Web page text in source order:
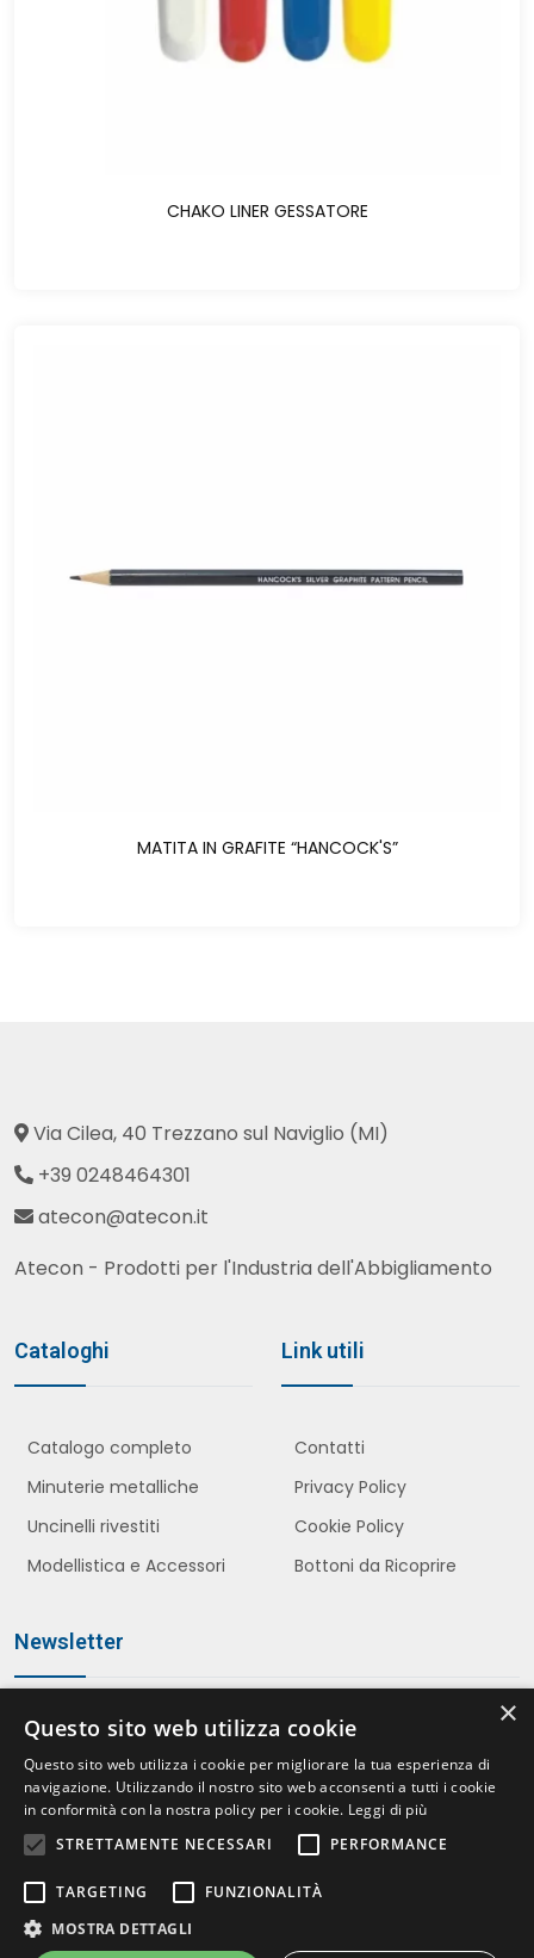
CHAKO LINER GESSATORE
MATITA IN GRAFITE “HANCOCK'S”
Via Cilea, 40 Trezzano sul Naviglio (MI)
+39 0248464301
atecon@atecon.it
Atecon - Prodotti per l'Industria dell'Abbigliamento
Cataloghi
Catalogo completo
Minuterie metalliche
Uncinelli rivestiti
Modellistica e Accessori
Link utili
Contatti
Privacy Policy
Cookie Policy
Bottoni da Ricoprire
Newsletter
Accetto le politiche dellaPrivacy Policy
×
Questo sito web utilizza cookie
Questo sito web utilizza i cookie per migliorare la tua esperienza di
navigazione. Utilizzando il nostro sito web acconsenti a tutti i cookie
in conformità con la nostra policy per i cookie. Leggi di più
STRETTAMENTE NECESSARI
PERFORMANCE
TARGETING
FUNZIONALITÀ
MOSTRA DETTAGLI